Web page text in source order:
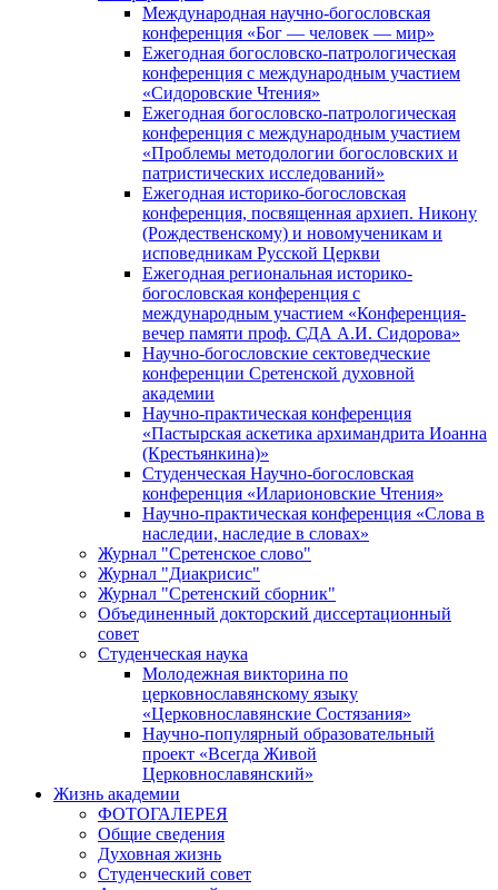
Международная научно-богословская
конференция «Бог — человек — мир»
Ежегодная богословско-патрологическая
конференция с международным участием
«Сидоровские Чтения»
Ежегодная богословско-патрологическая
конференция с международным участием
«Проблемы методологии богословских и
патристических исследований»
Ежегодная историко-богословская
конференция, посвященная архиеп. Никону
(Рождественскому) и новомученикам и
исповедникам Русской Церкви
Ежегодная региональная историко-
богословская конференция с
международным участием «Конференция-
вечер памяти проф. СДА А.И. Сидорова»
Научно-богословские сектоведческие
конференции Сретенской духовной
академии
Научно-практическая конференция
«Пастырская аскетика архимандрита Иоанна
(Крестьянкина)»
Студенческая Научно-богословская
конференция «Иларионовские Чтения»
Научно-практическая конференция «Cлова в
наследии, наследие в словах»
Журнал "Сретенское слово"
Журнал "Диакрисис"
Журнал "Сретенский сборник"
Объединенный докторский диссертационный
совет
Студенческая наука
Молодежная викторина по
церковнославянскому языку
«Церковнославянские Состязания»
Научно-популярный образовательный
проект «Всегда Живой
Церковнославянский»
Жизнь академии
ФОТОГАЛЕРЕЯ
Общие сведения
Духовная жизнь
Студенческий совет